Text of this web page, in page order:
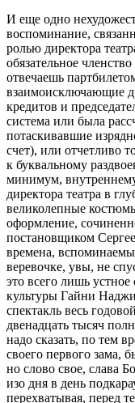
И еще одно
воспоминание,
ролью директора
обязательное
отвечаешь
взаимоисключающие
кредитов и
система или была
потаскивавшие
счет), или отчетливо
к буквальному
минимум,
директора театра в
великолепные
оформление,
постановщиком
времена,
веревочке, увы, не
это всего лишь устное
культуры Гайни
спектакль весь
двенадцать тысяч
надо сказать, по тем
своего первого зама,
но слово свое, слава
изо дня в день
перехватывая, перед